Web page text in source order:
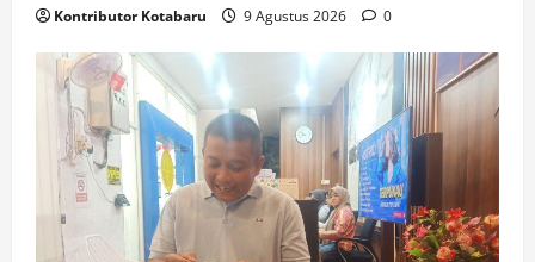
Kontributor Kotabaru 9 Agustus 2026 0